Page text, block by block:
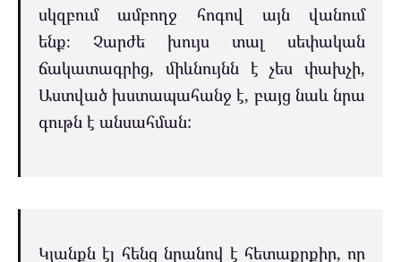
սկզբում ամբողջ հոգով այն վանում
ենք։ Չարժե խույս տալ սեփական
ճակատագրից, միևնույնն է չես փախչի,
Աստված խստապահանջ է, բայց նաև նրա
գութն է անսահման:
Կյանքն էլ հենց նրանով է հետաքրքիր, որ